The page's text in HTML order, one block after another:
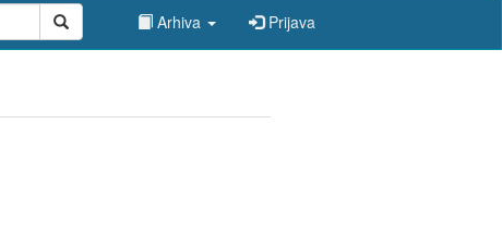
Arhiva Prijava